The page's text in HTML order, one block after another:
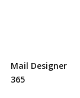
Mail Designer
365